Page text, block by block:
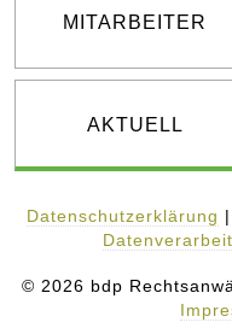
MITARBEITER
AKTUELL
Datenschutzerklärung |
© 2026 bdp